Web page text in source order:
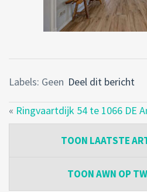
Deel dit bericht
Labels: Geen
« Ringvaartdijk 54 te 1066 DE
TOON LAATSTE
TOONAWN OP